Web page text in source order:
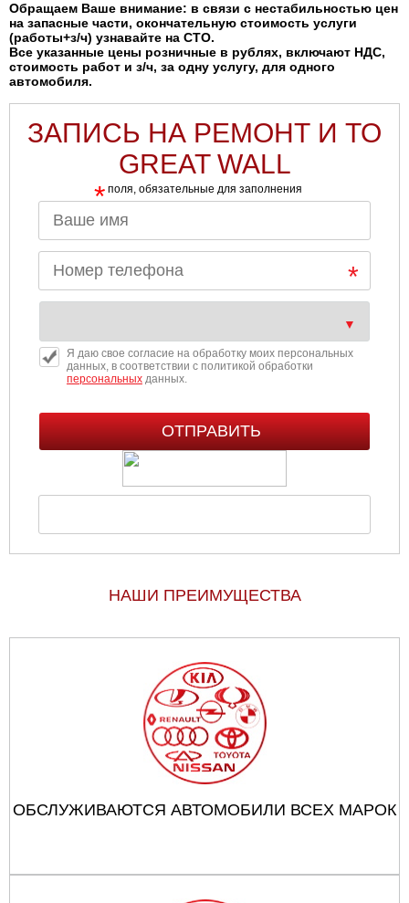
Обращаем Ваше внимание: в связи с нестабильностью цен
на запасные части, окончательную стоимость услуги
(работы+з/ч) узнавайте на СТО.
Все указанные цены розничные в рублях, включают НДС,
стоимость работ и з/ч, за одну услугу, для одного
автомобиля.
ЗАПИСЬ НА РЕМОНТ И ТО
GREAT WALL
* поля, обязательные для заполнения
Я даю свое согласие на обработку моих персональных
данных, в соответствии с политикой обработки
персональныхданных.
НАШИ ПРЕИМУЩЕСТВА
ОБСЛУЖИВАЮТСЯ АВТОМОБИЛИ ВСЕХ МАРОК